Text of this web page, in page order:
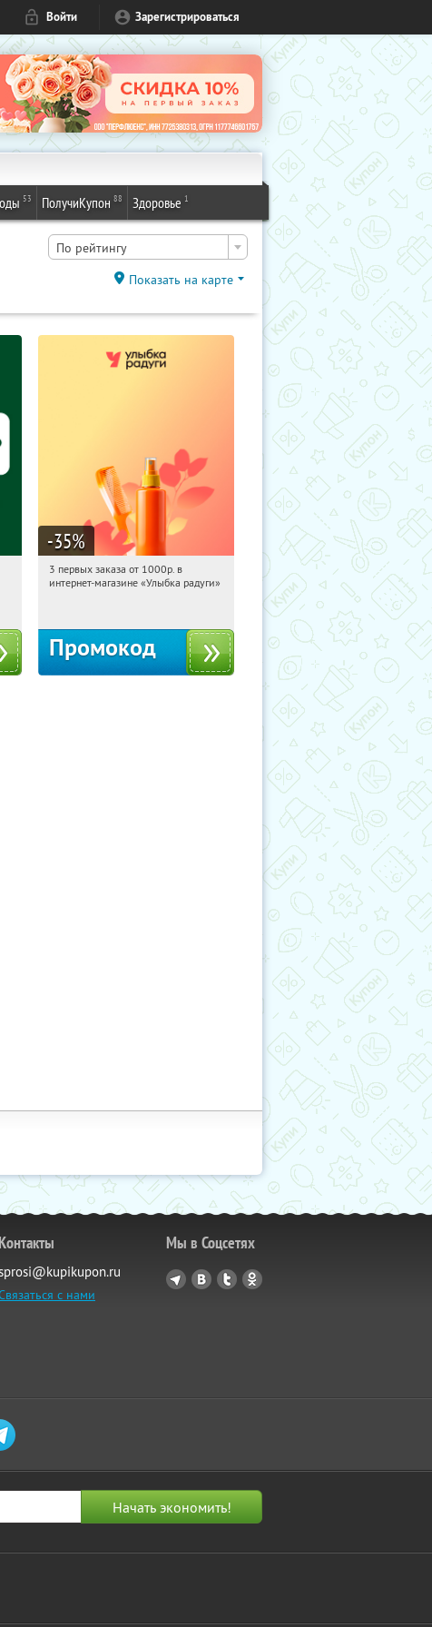
Войти Зарегистрироваться
53 ПолучиКупон 88 Здоровье 1
По рейтингу
Показать на карте
-35%
08:38:08 Получили:
3 первых заказа от 1000р. в
интернет-магазине «Улыбка радуги»
Промокод
с нами
Мы в Соцсетях